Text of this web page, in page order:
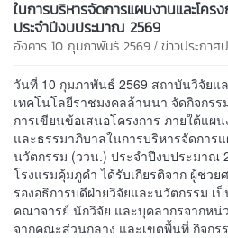
ในการบริหารจัดการแผนงานและโคร
ประจำปีงบประมาณ 2569
อังคาร 10 กุมภาพันธ์ 2569 / ข่าวประกาศ
วันที่ 10 กุมภาพันธ์ 2569 สถาบันวิจัย
เทคโนโลยีราชมงคลล้านนา จัดกิจกร
การเขียนข้อเสนอโครงการ ภายใต้แผ
และธรรมาภิบาลในการบริหารจัดการ
นวัตกรรม (ววน.) ประจำปีงบประมาณ
โรงแรมคุ้มภูคำ ได้รับเกียรติจาก ผู้ช่ว
รองอธิการบดีฝ่ายวิจัยและนวัตกรรม เ
คณาจารย์ นักวิจัย และบุคลากรจากหน่
จากคณะส่วนกลาง และเขตพื้นที่ กิจกร